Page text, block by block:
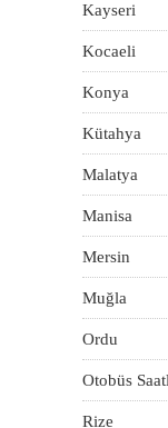
Kayseri
Kocaeli
Konya
Kütahya
Malatya
Manisa
Mersin
Muğla
Ordu
Otobüs
Rize